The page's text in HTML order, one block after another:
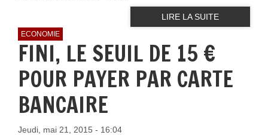
LIRE LA SUITE
ECONOMIE
FINI, LE SEUIL DE 15 €
POUR PAYER PAR CARTE
BANCAIRE
Jeudi, mai 21, 2015 - 16:04